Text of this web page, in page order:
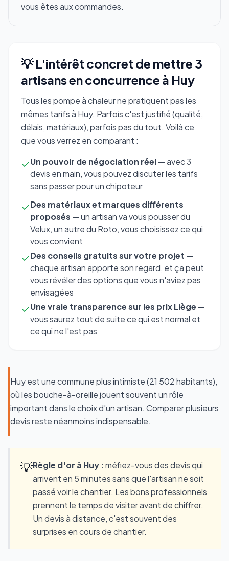
vous êtes aux commandes.
💡 L'intérêt concret de mettre 3
artisans en concurrence à Huy
Tous les pompe à chaleur ne pratiquent pas les
mêmes tarifs à Huy. Parfois c'est justifié (qualité,
délais, matériaux), parfois pas du tout. Voilà ce
que vous verrez en comparant :
✓Un pouvoir de négociation réel— avec 3
devis en main, vous pouvez discuter les tarifs
sans passer pour un chipoteur
✓Des matériaux et marques différents
proposés — un artisan va vous pousser du
Velux, un autre du Roto, vous choisissez ce qui
vous convient
✓Des conseils gratuits sur votre projet —
chaque artisan apporte son regard, et ça peut
vous révéler des options que vous n'aviez pas
envisagées
✓Une vraie transparence sur les prix Liège —
vous saurez tout de suite ce qui est normal et
ce qui ne l'est pas
Huy est une commune plus intimiste (21 502 habitants),
où les bouche-à-oreille jouent souvent un rôle
important dans le choix d'un artisan. Comparer plusieurs
devis reste néanmoins indispensable.
💡Règle d'or à Huy :méfiez-vous des devis qui
arrivent en 5 minutes sans que l'artisan ne soit
passé voir le chantier. Les bons professionnels
prennent le temps de visiter avant de chiffrer.
Un devis à distance, c'est souvent des
surprises en cours de chantier.